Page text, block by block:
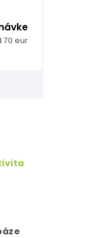
70 eur